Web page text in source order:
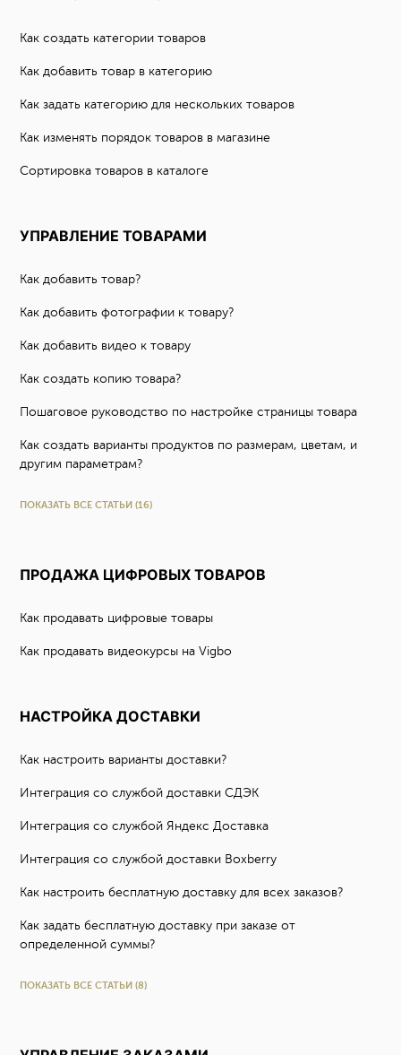
Как создать категории товаров
Как добавить товар в категорию
Как задать категорию для нескольких товаров
Как изменять порядок товаров в магазине
Сортировка товаров в каталоге
УПРАВЛЕНИЕ ТОВАРАМИ
Как добавить товар?
Как добавить фотографии к товару?
Как добавить видео к товару
Как создать копию товара?
Пошаговое руководство по настройке страницы товара
Как создать варианты продуктов по размерам, цветам, и
другим параметрам?
ПОКАЗАТЬ ВСЕ СТАТЬИ (16)
ПРОДАЖА ЦИФРОВЫХ ТОВАРОВ
Как продавать цифровые товары
Как продавать видеокурсы на Vigbo
НАСТРОЙКА ДОСТАВКИ
Как настроить варианты доставки?
Интеграция со службой доставки СДЭК
Интеграция со службой Яндекс Доставка
Интеграция со службой доставки Boxberry
Как настроить бесплатную доставку для всех заказов?
Как задать бесплатную доставку при заказе от
определенной суммы?
ПОКАЗАТЬ ВСЕ СТАТЬИ (8)